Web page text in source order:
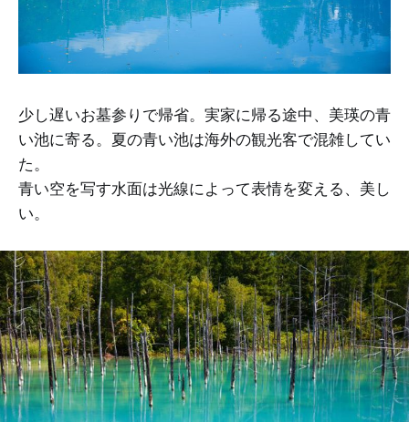
少し遅いお墓参りで帰省。実家に帰る途中、美瑛の青
い池に寄る。夏の青い池は海外の観光客で混雑してい
た​。
青い空を写す水面は光線によって表情を変える、美し
い。